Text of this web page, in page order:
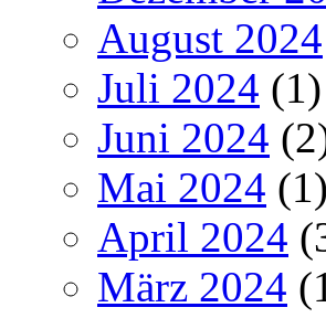
August 2024
Juli 2024 (1)
Juni 2024
Mai 2024 (1)
April 2024
März 2024